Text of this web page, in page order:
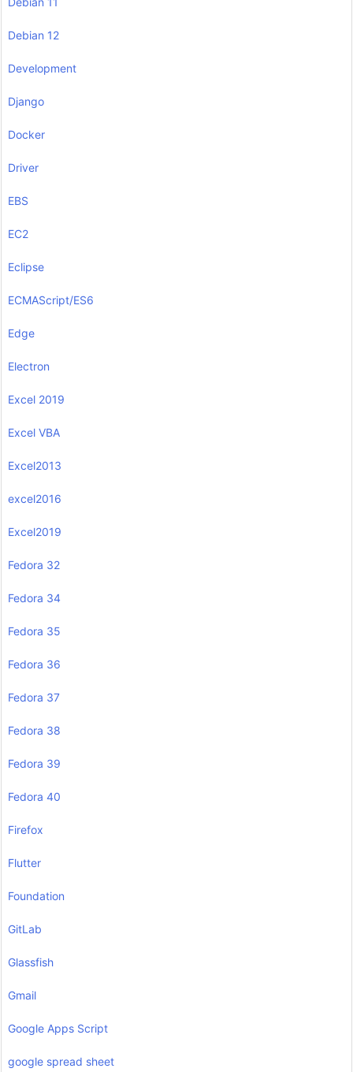
Debian 12
Development
Django
Docker
Driver
EBS
EC2
Eclipse
ECMAScript/ES6
Edge
Electron
Excel 2019
Excel VBA
Excel2013
excel2016
Excel2019
Fedora 32
Fedora 34
Fedora 35
Fedora 36
Fedora 37
Fedora 38
Fedora 39
Fedora 40
Firefox
Flutter
Foundation
GitLab
Glassfish
Gmail
Google Apps Script
google spread sheet